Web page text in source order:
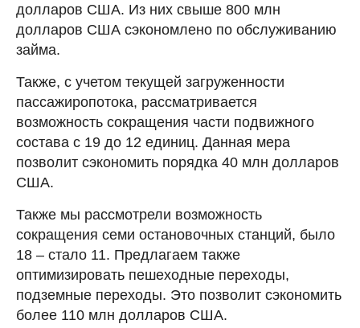
долларов США. Из них свыше 800 млн
долларов США сэкономлено по обслуживанию
займа.
Также, с учетом текущей загруженности
пассажиропотока, рассматривается
возможность сокращения части подвижного
состава с 19 до 12 единиц. Данная мера
позволит сэкономить порядка 40 млн долларов
США.
Также мы рассмотрели возможность
сокращения семи остановочных станций, было
18 – стало 11. Предлагаем также
оптимизировать пешеходные переходы,
подземные переходы. Это позволит сэкономить
более 110 млн долларов США.